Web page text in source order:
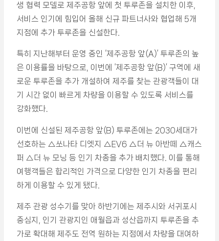
생 협력 모델로 제주공항 앞에 첫 투루존을 설치한 이후,
서비스 인기에 힘입어 올해 신규 파트너사와 협업해 5개
지점에 추가 투루존을 신설한다.
특히 지난해부터 운영 중인 ‘제주공항 앞(A)’ 투루존의 높
은 이용률을 바탕으로, 이번에 ‘제주공항 앞(B)’ 구역에 새
로운 투루존을 추가 개설하여 제주를 찾는 관광객들이 대
기 시간 없이 빠르게 차량을 이용할 수 있도록 서비스를
강화했다.
이번에 신설된 제주공항 앞(B) 투루존에는 2030세대가
선호하는 △쏘나타 디엣지 △EV6 △더 뉴 아반떼 △캐스
퍼 △더 뉴 모닝 등 인기 차종을 추가 배치했다. 이를 통해
여행객들은 합리적인 가격으로 다양한 인기 차종을 편리
하게 이용할 수 있게 됐다.
제주 관광 성수기를 맞아 하반기에는 제주시와 서귀포시
중심지, 인기 관광지인 애월읍과 성산읍까지 투루존을 추
가로 확대해 제주도 전역 원하는 지점에서 차량을 대여하